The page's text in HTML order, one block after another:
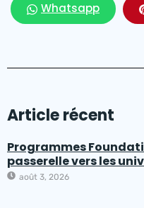
Whatsapp
Article récent
Programmes
passerelle vers les
août 3, 2026